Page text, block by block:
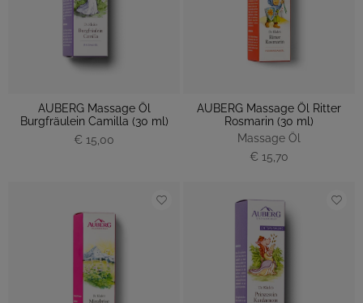
AUBERG Massage Öl
Burgfräulein Camilla (30 ml)
€ 15,00
AUBERG Massage Öl Ritter
Rosmarin (30 ml)
Massage Öl
€ 15,70